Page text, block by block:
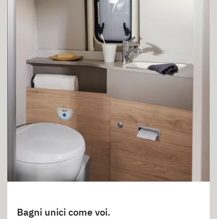
Bagni unici come voi.